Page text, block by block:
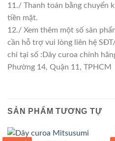
11./ Thanh toán bằng chuyển
tiền mặt.
12./ Xem thêm một số sản
cần hỗ trợ vui lòng liên hệ
chỉ tại số :Dây curoa chính
Phường 14, Quận 11, TPHCM
SẢN PHẨM TƯƠNG TỰ